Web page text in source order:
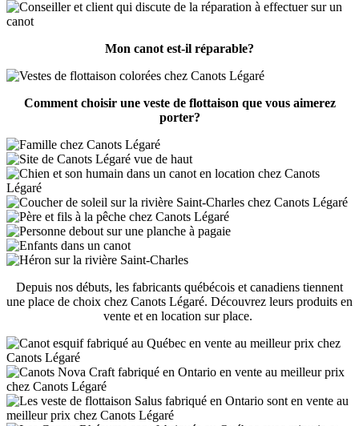
Mon canot est-il réparable?
Comment choisir une veste de flottaison que vous aimerez
porter?
Depuis nos débuts, les fabricants québécois et canadiens tiennent
une place de choix chez Canots Légaré. Découvrez leurs produits en
vente et en location sur place.